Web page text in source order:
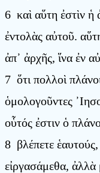
6 καὶ αὕτη ἐστὶν ἡ
ἐντολὰς αὐτοῦ.
ἀπ᾿ ἀρχῆς, ἵνα ἐν
7 ὅτι πολλοὶ
ὁμολογοῦντες
οὗτός ἐστιν ὁ
8 βλέπετε
εἰργασάμεθα,